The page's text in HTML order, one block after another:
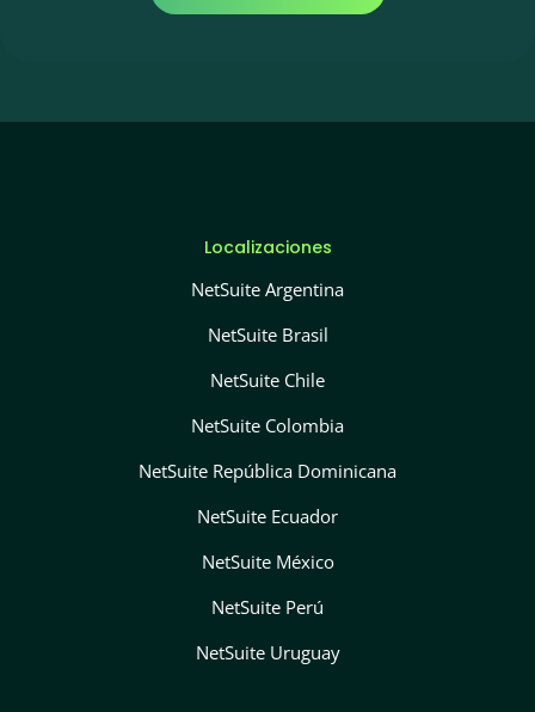
Localizaciones
NetSuite Argentina
NetSuite Brasil
NetSuite Chile
NetSuite Colombia
NetSuite República Dominicana
NetSuite Ecuador
NetSuite México
NetSuite Perú
NetSuite Uruguay